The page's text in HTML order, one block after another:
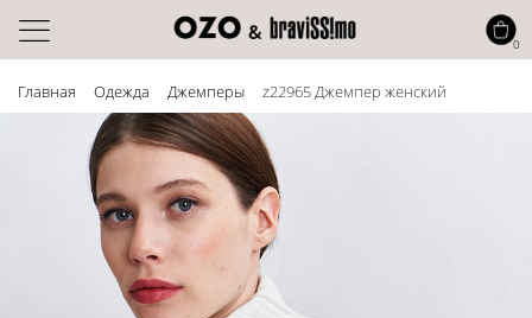
Главная Одежда Джемперы z22965 Джемпер женский
0